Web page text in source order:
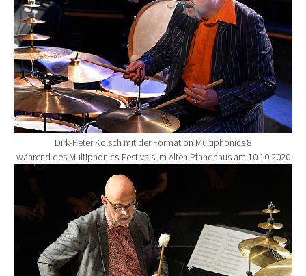
Dirk-Peter Kölsch mit der Formation Multiphonics 8
während des Multiphonics-Festivals im Alten Pfandhaus am 10.10.2020
Show larger version for: